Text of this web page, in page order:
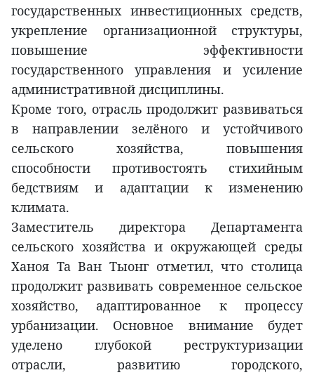
государственных инвестиционных средств,
укрепление организационной структуры,
повышение эффективности
государственного управления и усиление
административной дисциплины.
Кроме того, отрасль продолжит развиваться
в направлении зелёного и устойчивого
сельского хозяйства, повышения
способности противостоять стихийным
бедствиям и адаптации к изменению
климата.
Заместитель директора Департамента
сельского хозяйства и окружающей среды
Ханоя Та Ван Тыонг отметил, что столица
продолжит развивать современное сельское
хозяйство, адаптированное к процессу
урбанизации. Основное внимание будет
уделено глубокой реструктуризации
отрасли, развитию городского,